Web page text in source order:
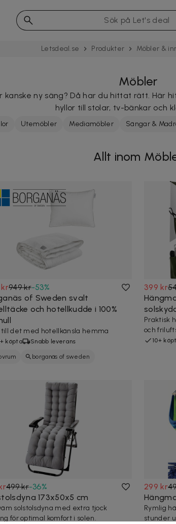
Letsdeal.se Produkter Möbler &
Möbler
ny säng? Då har du hittat rätt. Här
hyllor till stolar, tv-bänkar och
Utemöbler Mediamöbler Sängar &
Allt inom
949 kr-53%
of Sweden svalt
och hotellkudde i 100%
till det med hotellkänsla hemma
köpta Snabb leverans
borganäs of sweden
399 kr
Praktisk
och
10+
499 kr-36%
173x50x5 cm
solstolsdyna med extra tjock
för optimal komfort i solen.
299 kr
Rymlig
stunder